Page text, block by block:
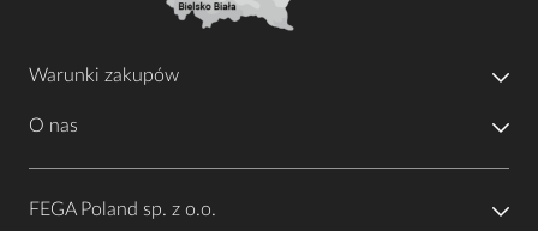
Warunki zakupów
O nas
FEGA Poland sp. z o.o.